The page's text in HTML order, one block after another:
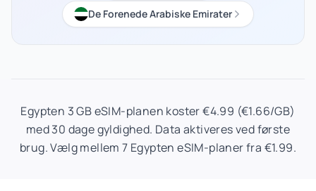
De Forenede Arabiske Emirater
Egypten 3 GB eSIM-planen koster €4.99 (€1.66/GB)
med 30 dage gyldighed. Data aktiveres ved første
brug. Vælg mellem 7 Egypten eSIM-planer fra €1.99.